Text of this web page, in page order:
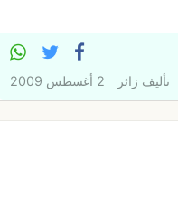
تأليف زائر 2 أغسطس 2009